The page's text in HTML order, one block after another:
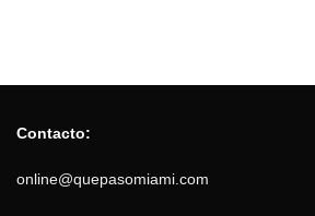
Contacto:
online@quepasomiami.com